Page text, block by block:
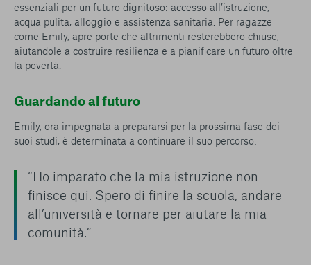
essenziali per un futuro dignitoso: accesso all’istruzione,
acqua pulita, alloggio e assistenza sanitaria. Per ragazze
come Emily, apre porte che altrimenti resterebbero chiuse,
aiutandole a costruire resilienza e a pianificare un futuro oltre
la povertà.
Guardando al futuro
Emily, ora impegnata a prepararsi per la prossima fase dei
suoi studi, è determinata a continuare il suo percorso:
“Ho imparato che la mia istruzione non
finisce qui. Spero di finire la scuola, andare
all’università e tornare per aiutare la mia
comunità.”